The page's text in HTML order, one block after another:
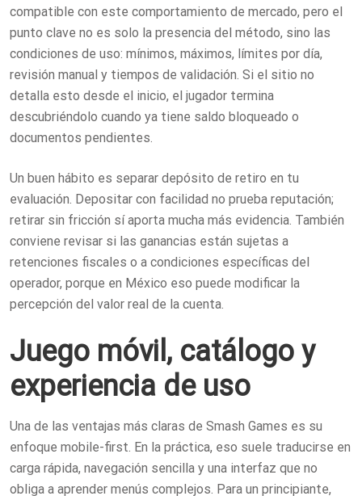
compatible con este comportamiento de mercado, pero el
punto clave no es solo la presencia del método, sino las
condiciones de uso: mínimos, máximos, límites por día,
revisión manual y tiempos de validación. Si el sitio no
detalla esto desde el inicio, el jugador termina
descubriéndolo cuando ya tiene saldo bloqueado o
documentos pendientes.
Un buen hábito es separar depósito de retiro en tu
evaluación. Depositar con facilidad no prueba reputación;
retirar sin fricción sí aporta mucha más evidencia. También
conviene revisar si las ganancias están sujetas a
retenciones fiscales o a condiciones específicas del
operador, porque en México eso puede modificar la
percepción del valor real de la cuenta.
Juego móvil, catálogo y
experiencia de uso
Una de las ventajas más claras de Smash Games es su
enfoque mobile-first. En la práctica, eso suele traducirse en
carga rápida, navegación sencilla y una interfaz que no
obliga a aprender menús complejos. Para un principiante,